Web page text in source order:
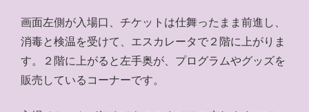
画面左側が入場口、チケットは仕舞ったまま前進し、
消毒と検温を受けて、エスカレータで２階に上がりま
す。２階に上がると左手奥が、プログラムやグッズを
販売しているコーナーです。